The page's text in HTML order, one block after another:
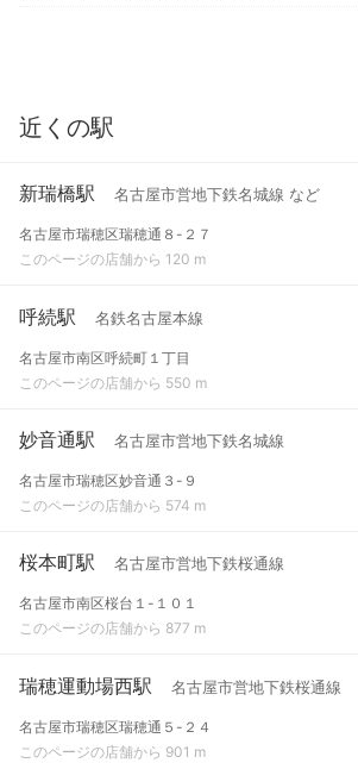
近くの駅
新瑞橋駅 名古屋市営地下鉄名城線 など
名古屋市瑞穂区瑞穂通８-２７
このページの店舗から 120 m
呼続駅 名鉄名古屋本線
名古屋市南区呼続町１丁目
このページの店舗から 550 m
妙音通駅 名古屋市営地下鉄名城線
名古屋市瑞穂区妙音通３-９
このページの店舗から 574 m
桜本町駅 名古屋市営地下鉄桜通線
名古屋市南区桜台１-１０１
このページの店舗から 877 m
瑞穂運動場西駅 名古屋市営地下鉄桜通線
名古屋市瑞穂区瑞穂通５-２４
このページの店舗から 901 m